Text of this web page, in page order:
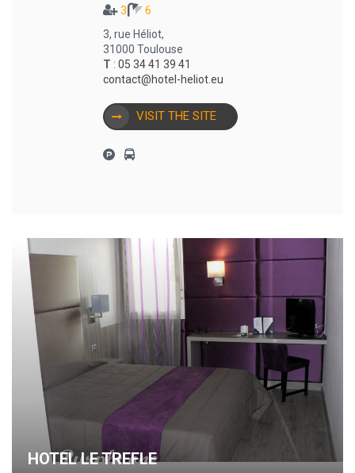
3
6
3, rue Héliot,
31000 Toulouse
T : 05 34 41 39 41
contact@hotel-heliot.eu
VISIT THE SITE
HOTEL LE TREFLE